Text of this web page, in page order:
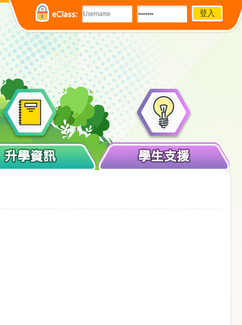
eClass:
升學資訊 學生支援